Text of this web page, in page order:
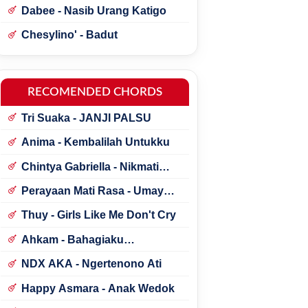
Dabee - Nasib Urang Katigo
Chesylino' - Badut
RECOMENDED CHORDS
Tri Suaka - JANJI PALSU
Anima - Kembalilah Untukku
Chintya Gabriella - Nikmati
Perayaan Mati Rasa - Umay
Thuy - Girls Like Me Don't Cry
Ahkam - Bahagiaku
NDX AKA - Ngertenono Ati
Happy Asmara - Anak Wedok